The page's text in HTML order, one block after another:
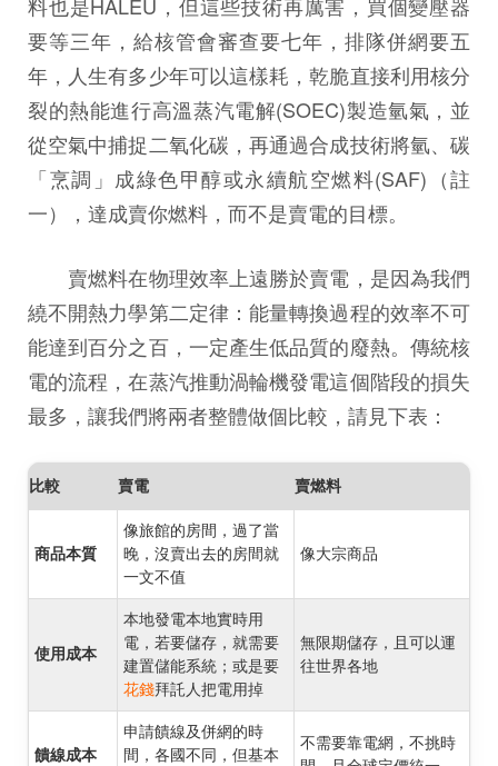
料也是HALEU，但這些技術再厲害，買個變壓器
要等三年，給核管會審查要七年，排隊併網要五
年，人生有多少年可以這樣耗，乾脆直接利用核分
裂的熱能進行高溫蒸汽電解(SOEC)製造氫氣，並
從空氣中捕捉二氧化碳，再通過合成技術將氫、碳
「烹調」成綠色甲醇或永續航空燃料(SAF)（註
一），達成賣你燃料，而不是賣電的目標。
賣燃料在物理效率上遠勝於賣電，是因為我們
繞不開熱力學第二定律：能量轉換過程的效率不可
能達到百分之百，一定產生低品質的廢熱。傳統核
電的流程，在蒸汽推動渦輪機發電這個階段的損失
最多，讓我們將兩者整體做個比較，請見下表：
比較 賣電 賣燃料
商品本質
像旅館的房間，過了當
晚，沒賣出去的房間就
一文不值
像大宗商品
使用成本
本地發電本地實時用
電，若要儲存，就需要
建置儲能系統；或是要
花錢拜託人把電用掉
無限期儲存，且可以運
往世界各地
饋線成本
申請饋線及併網的時
間，各國不同，但基本
不需要靠電網，不挑時